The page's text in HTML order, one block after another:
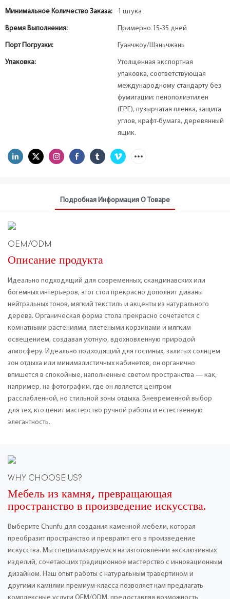
Минимальное Количество Заказа: 1 штука
Время Выполнения: Примерно 15-35 дней
Порт Погрузки: Гуанчжоу/Шэньчжэнь
Упаковка:
Утолщенная экспортная
упаковка, соответствующая
международному стандарту без
фумигации: пенополиэтилен
(EPE), пузырчатая пленка, защита
углов, крафт-бумага, деревянный
ящик.
Подробная Информация О Товаре
OEM/ODM
Описание продукта
Идеально подходящий для современных, скандинавских или
богемных интерьеров, этот стол прекрасно дополнит диваны
нейтральных тонов, мягкий текстиль и акценты из натурального
дерева. Органическая форма стола прекрасно сочетается с
комнатными растениями, плетеными корзинами и мягким
освещением, создавая уютную, вдохновленную природой
атмосферу. Идеально подходящий для гостиных, залитых солнцем
зон отдыха или минималистичных кабинетов, он органично
впишется в спокойные, наполненные светом пространства — как,
например, на фотографии, где он является центром
расслабленной, но стильной зоны отдыха. Вневременной выбор
для тех, кто ценит мастерство ручной работы и естественную
элегантность.
WHY CHOOSE US?
Мебель из камня, превращающая
пространство в произведение искусства.
Выберите Chunfu для создания каменной мебели, которая
преобразит пространство и превратит его в произведение
искусства. Мы специализируемся на изготовлении эксклюзивных
изделий, сочетающих традиционное мастерство с инновационным
дизайном. Наш опыт работы с натуральным травертином и
другими камнями премиум-класса позволяет нам предлагать